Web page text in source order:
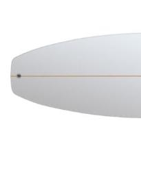
ONLINESHOP